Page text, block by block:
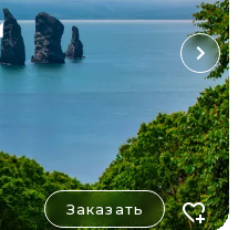
Заказать